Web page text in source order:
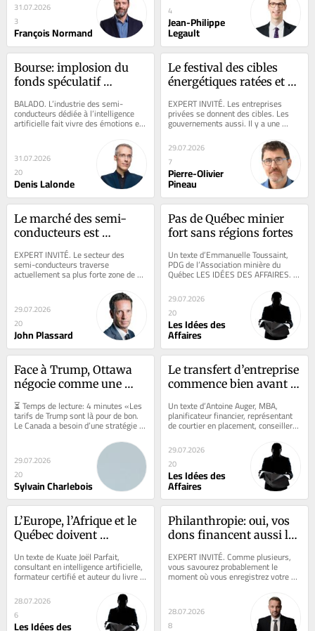
31.07.2026
3
François Normand
4
Jean-Philippe
Legault
Bourse: implosion du
fonds spéculatif
BALADO. L’industrie des semi-
conducteurs dédiée à l’intelligence
artificielle fait vivre des émotions en
31.07.2026
20
Denis Lalonde
Le festival des cibles
énergétiques ratées et à
venir du gouvernement
du Québec
EXPERT INVITÉ. Les entreprises
privées se donnent des cibles. Les
gouvernements aussi. Il y a une
théorie bien étudiée derrière la
pertinence de...
29.07.2026
7
Pierre-Olivier
Pineau
Le marché des semi-
conducteurs est
confronté à une crise de
confiance
EXPERT INVITÉ. Le secteur des
semi-conducteurs traverse
actuellement sa plus forte zone de
turbulence depuis plusieurs mois,
29.07.2026
20
John Plassard
Pas de Québec minier
fort sans régions fortes
Un texte d’Emmanuelle Toussaint,
PDG de l’Association minière du
Québec LES IDÉES DES AFFAIRES.
L’industrie minière joue un rôle
essentiel...
29.07.2026
20
Les Idées des
Affaires
Face à Trump, Ottawa
négocie comme une
⏳ Temps de lecture: 4 minutes «Les
tarifs de Trump sont là pour de bon.
Le Canada a besoin d’une stratégie
29.07.2026
20
Sylvain Charlebois
Le transfert d’entreprise
commence bien avant la
Un texte d’Antoine Auger, MBA,
planificateur financier, représentant
de courtier en placement, conseiller
en sécurité financière et en...
29.07.2026
20
Les Idées des
Affaires
L’Europe, l’Afrique et le
Québec doivent
révolution IA
Un texte de Kuate Joël Parfait,
consultant en intelligence artificielle,
formateur certifié et auteur du livre
28.07.2026
6
Les Idées des
Philanthropie: oui, vos
dons financent aussi les
de fondations
EXPERT INVITÉ. Comme plusieurs,
vous savourez probablement le
moment où vous enregistrez votre
message d’absence automatisé, l’un
28.07.2026
8